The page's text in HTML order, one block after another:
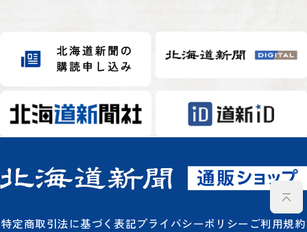
特定商取引法に基づく表記プライバシーポリシー ご利用規約